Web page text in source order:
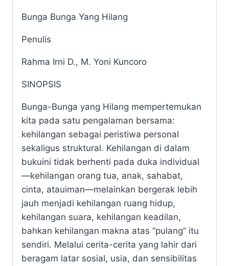
Bunga Bunga Yang Hilang
Penulis
Rahma Irni D., M. Yoni Kuncoro
SINOPSIS
Bunga-Bunga yang Hilang mempertemukan
kita pada satu pengalaman bersama:
kehilangan sebagai peristiwa personal
sekaligus struktural. Kehilangan di dalam
bukuini tidak berhenti pada duka individual
—kehilangan orang tua, anak, sahabat,
cinta, atauiman—melainkan bergerak lebih
jauh menjadi kehilangan ruang hidup,
kehilangan suara, kehilangan keadilan,
bahkan kehilangan makna atas “pulang” itu
sendiri. Melalui cerita-cerita yang lahir dari
beragam latar sosial, usia, dan sensibilitas